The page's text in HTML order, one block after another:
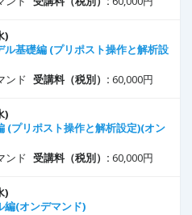
)
基礎編 (プリポスト操作と解析設
ンド 受講料（税別）: 60,000円
)
(プリポスト操作と解析設定)(オン
ンド 受講料（税別）: 60,000円
)
編(オンデマンド)